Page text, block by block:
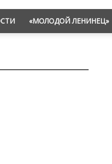
«МОЛОДОЙ ЛЕНИНЕЦ»